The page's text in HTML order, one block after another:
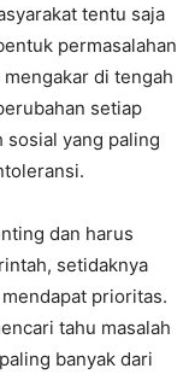
tentu saja
permasalahan
di tengah
setiap
sosial yang paling
dan harus
setidaknya
prioritas.
tahu masalah
banyak dari